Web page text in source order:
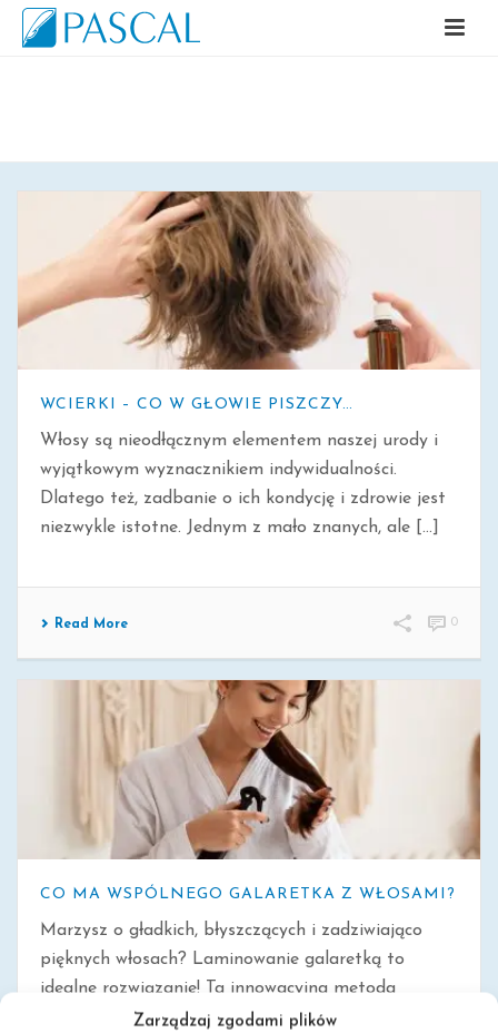
Zarządzaj zgodami plików
WCIERKI – CO W GŁOWIE PISZCZY…
Włosy są nieodłącznym elementem naszej urody i
wyjątkowym wyznacznikiem indywidualności.
Dlatego też, zadbanie o ich kondycję i zdrowie jest
niezwykle istotne. Jednym z mało znanych, ale [...]
Read More 0
CO MA WSPÓLNEGO GALARETKA Z WŁOSAMI?
Marzysz o gładkich, błyszczących i zadziwiająco
pięknych włosach? Laminowanie galaretką to
idealne rozwiązanie! Ta innowacyjna metoda
pielęgnacji włosów zdobywa coraz większą